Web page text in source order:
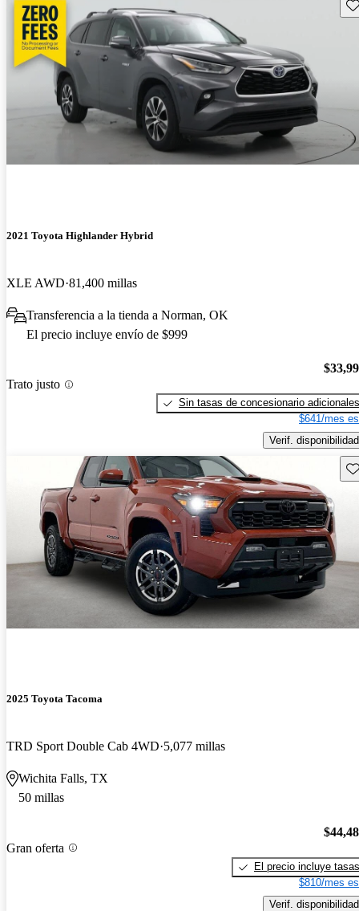
2021 Toyota Highlander Hybrid
XLE AWD 81,400 millas
Transferencia a la tienda a Norman, OK
El precio incluye envío de $999
Trato justo
Sin tasas de concesionario adicionales
$641/mes
Verif. disponibilidad
2025 Toyota Tacoma
TRD Sport Double Cab 4WD 5,077 millas
Wichita Falls, TX
50 millas
Gran oferta
El precio incluye tasas
$810/mes
Verif. disponibilidad